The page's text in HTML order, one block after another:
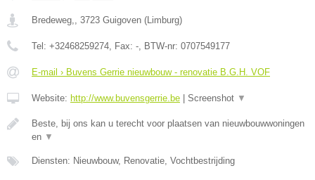
Bredeweg,, 3723 Guigoven (Limburg)
Tel: +32468259274, Fax: -, BTW-nr: 0707549177
E-mail › Buvens Gerrie nieuwbouw - renovatie B.G.H. VOF
Website: http://www.buvensgerrie.be Screenshot ▼
Beste, bij ons kan u terecht voor plaatsen van nieuwbouwwoningen
en ▼
Diensten: Nieuwbouw, Renovatie, Vochtbestrijding